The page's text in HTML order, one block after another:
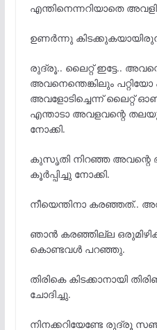
എന്തിനെന്നറിയാതെ
ഉണർന്നു
രുദ്രൂ.. ലൈറ്റ് ഇട്ടേ..
അവനെന്തെങ്കിലും
അവളോടിച്ചെന്ന് ലൈറ്റ്
എന്താടാ അവളവന്റെ
നോക്കി.
കുസൃതി നിറഞ്ഞ അവന്റെ
കൂർപ്പിച്ചു നോക്കി.
നീയെന്തിനാ കരഞ്ഞത്..
ഞാൻ കരഞ്ഞില്ല
കൊണ്ടവൾ പറഞ്ഞു.
തിരികെ കിടക്കാനായി
ചോദിച്ചു.
നിനക്കറിയേണ്ടേ രുദ്രൂ